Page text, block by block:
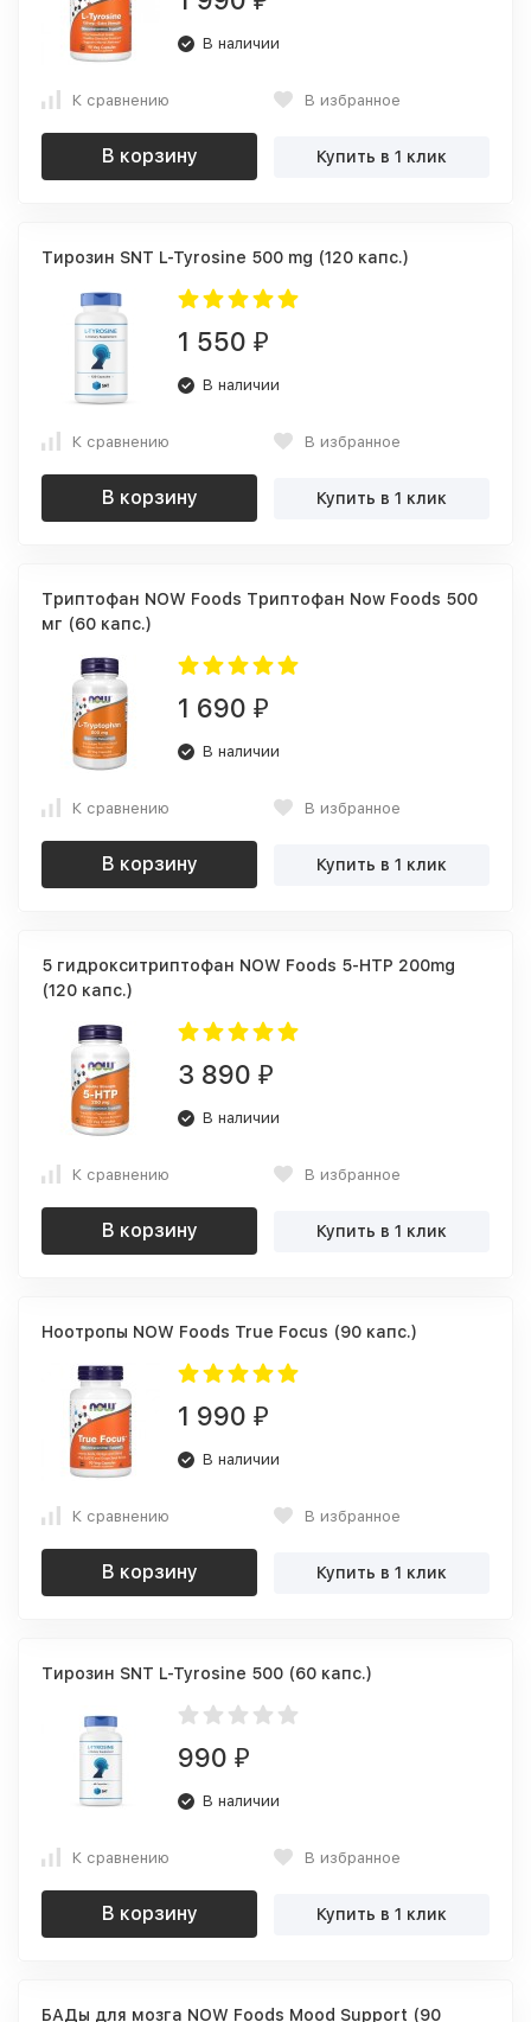
В наличии
К сравнению В избранное
В корзину Купить в 1 клик
Тирозин SNT L-Tyrosine 500 mg (120 капс.)
1 550 ₽
В наличии
К сравнению В избранное
В корзину Купить в 1 клик
Триптофан NOW Foods Триптофан Now Foods 500
мг (60 капс.)
1 690 ₽
В наличии
К сравнению В избранное
В корзину Купить в 1 клик
5 гидрокситриптофан NOW Foods 5-HTP 200mg
(120 капс.)
3 890 ₽
В наличии
К сравнению В избранное
В корзину Купить в 1 клик
Ноотропы NOW Foods True Focus (90 капс.)
1 990 ₽
В наличии
К сравнению В избранное
В корзину Купить в 1 клик
Тирозин SNT L-Tyrosine 500 (60 капс.)
990 ₽
В наличии
К сравнению В избранное
В корзину Купить в 1 клик
БАДы для мозга NOW Foods Mood Support (90